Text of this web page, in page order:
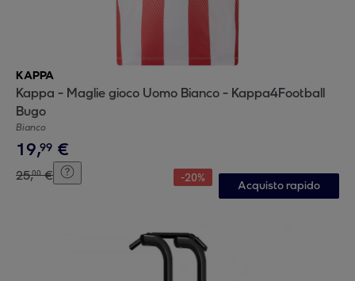
KAPPA
Kappa - Maglie gioco Uomo Bianco - Kappa4Football
Bugo
Bianco
19,99 €
25,00 € -20%
Acquisto rapido